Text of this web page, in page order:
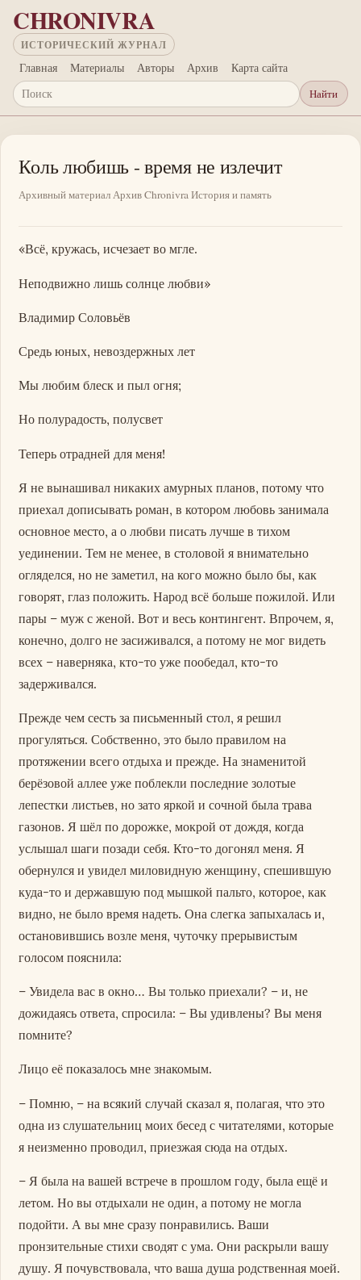
Перейти к основному содержанию
CHRONIVRA
ИСТОРИЧЕСКИЙ ЖУРНАЛ
Главная Материалы Авторы Архив Карта сайта
Поиск
Найти
Коль любишь - время не излечит
Архивный материал Архив ChronivraИстория и память
«Всё, кружась, исчезает во мгле.
Неподвижно лишь солнце любви»
Владимир Соловьёв
Средь юных, невоздержных лет
Мы любим блеск и пыл огня;
Но полурадость, полусвет
Теперь отрадней для меня!
Я не вынашивал никаких амурных планов, потому что
приехал дописывать роман, в котором любовь занимала
основное место, а о любви писать лучше в тихом
уединении. Тем не менее, в столовой я внимательно
огляделся, но не заметил, на кого можно было бы, как
говорят, глаз положить. Народ всё больше пожилой. Или
пары – муж с женой. Вот и весь контингент. Впрочем, я,
конечно, долго не засиживался, а потому не мог видеть
всех – наверняка, кто-то уже пообедал, кто-то
задерживался.
Прежде чем сесть за письменный стол, я решил
прогуляться. Собственно, это было правилом на
протяжении всего отдыха и прежде. На знаменитой
берёзовой аллее уже поблекли последние золотые
лепестки листьев, но зато яркой и сочной была трава
газонов. Я шёл по дорожке, мокрой от дождя, когда
услышал шаги позади себя. Кто-то догонял меня. Я
обернулся и увидел миловидную женщину, спешившую
куда-то и державшую под мышкой пальто, которое, как
видно, не было время надеть. Она слегка запыхалась и,
остановившись возле меня, чуточку прерывистым
голосом пояснила:
– Увидела вас в окно… Вы только приехали? – и, не
дожидаясь ответа, спросила: – Вы удивлены? Вы меня
помните?
Лицо её показалось мне знакомым.
– Помню, – на всякий случай сказал я, полагая, что это
одна из слушательниц моих бесед с читателями, которые
я неизменно проводил, приезжая сюда на отдых.
– Я была на вашей встрече в прошлом году, была ещё и
летом. Но вы отдыхали не один, а потому не могла
подойти. А вы мне сразу понравились. Ваши
пронзительные стихи сводят с ума. Они раскрыли вашу
душу. Я почувствовала, что ваша душа родственная моей.